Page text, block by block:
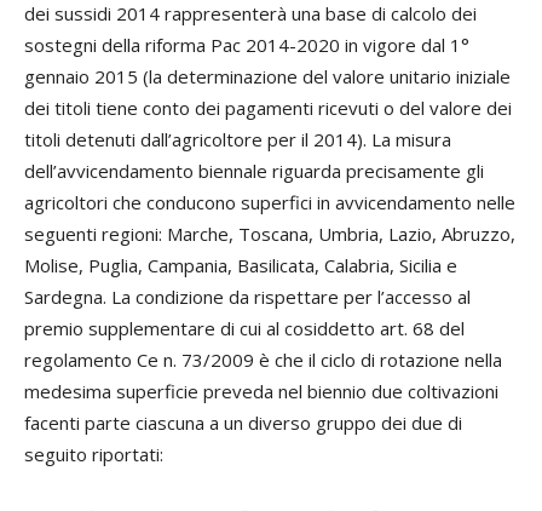
dei sussidi 2014 rappresenterà una base di calcolo dei
sostegni della riforma Pac 2014-2020 in vigore dal 1°
gennaio 2015 (la determinazione del valore unitario iniziale
dei titoli tiene conto dei pagamenti ricevuti o del valore dei
titoli detenuti dall’agricoltore per il 2014). La misura
dell’avvicendamento biennale riguarda precisamente gli
agricoltori che conducono superfici in avvicendamento nelle
seguenti regioni: Marche, Toscana, Umbria, Lazio, Abruzzo,
Molise, Puglia, Campania, Basilicata, Calabria, Sicilia e
Sardegna. La condizione da rispettare per l’accesso al
premio supplementare di cui al cosiddetto art. 68 del
regolamento Ce n. 73/2009 è che il ciclo di rotazione nella
medesima superficie preveda nel biennio due coltivazioni
facenti parte ciascuna a un diverso gruppo dei due di
seguito riportati: